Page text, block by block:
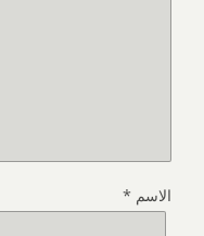
الاسم *